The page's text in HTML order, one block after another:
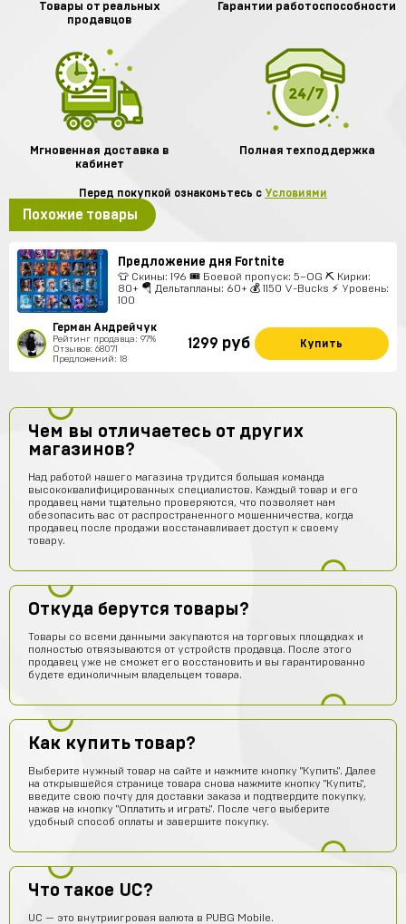
Товары от реальных
продавцов
Гарантии работоспособности
Мгновенная доставка в
кабинет
Полная техподдержка
Перед покупкой ознакомьтесь с Условиями
Похожие товары
Предложение дня Fortnite
👕 Скины: 196 🎟 Боевой пропуск: 5–OG ⛏ Кирки:
80+ 🪂 Дельтапланы: 60+ 💰 1150 V-Bucks ⚡ Уровень:
100
Герман Андрейчук
Рейтинг продавца: 97%
Отзывов: 68071
Предложений: 18
1299 руб Купить
Чем вы отличаетесь от других
магазинов?
Над работой нашего магазина трудится большая команда
высококвалифицированных специалистов. Каждый товар и его
продавец нами тщательно проверяются, что позволяет нам
обезопасить вас от распространенного мошенничества, когда
продавец после продажи восстанавливает доступ к своему
товару.
Откуда берутся товары?
Товары со всеми данными закупаются на торговых площадках и
полностью отвязываются от устройств продавца. После этого
продавец уже не сможет его восстановить и вы гарантированно
будете единоличным владельцем товара.
Как купить товар?
Выберите нужный товар на сайте и нажмите кнопку "Купить". Далее
на открывшейся странице товара снова нажмите кнопку "Купить",
введите свою почту для доставки заказа и подтвердите покупку,
нажав на кнопку "Оплатить и играть". После чего выберите
удобный способ оплаты и завершите покупку.
Что такое UC?
UC — это внутриигровая валюта в PUBG Mobile.
Макс Коробков 14 часов назад
не на дешманском лол
Антон Трофимов